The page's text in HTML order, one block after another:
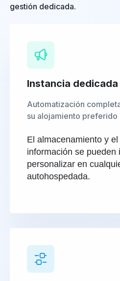
gestión dedicada.
Instancia dedicada
Automatización
su alojamiento preferido
El almacenamiento y
información se pueden
personalizar en
autohospedada.